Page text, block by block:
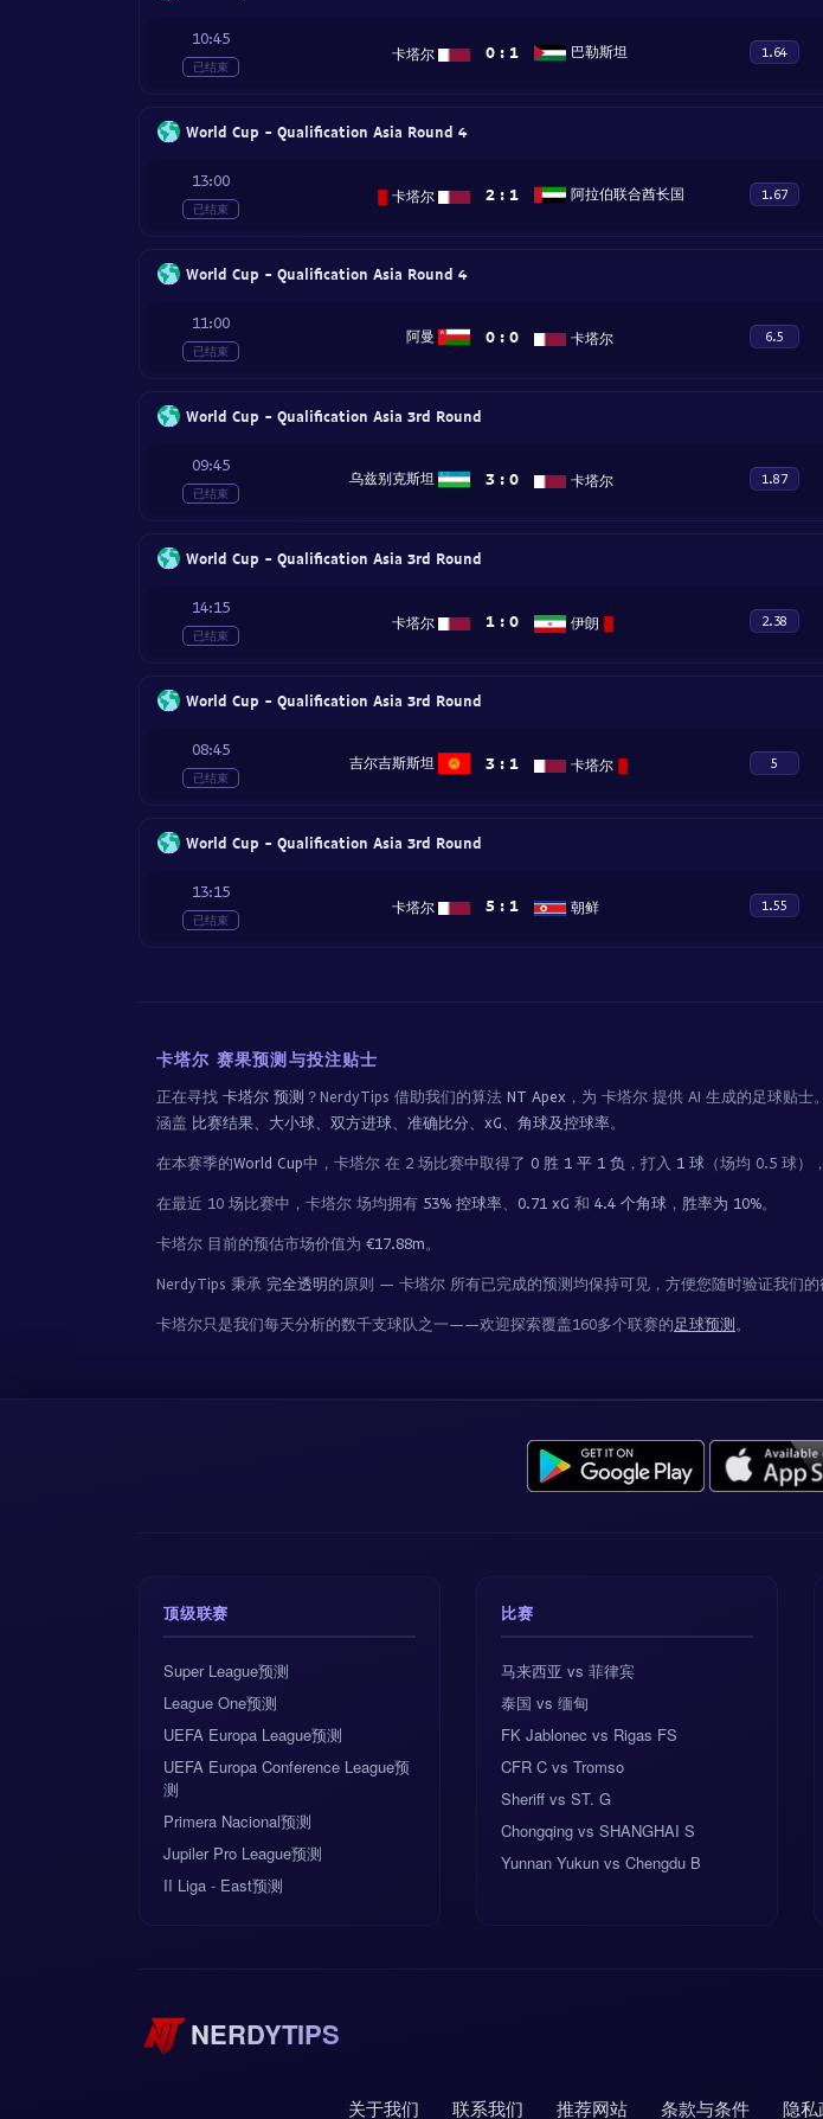
10:45
已结束
卡塔尔 0 : 1 巴勒斯坦 1.64
World Cup - Qualification Asia Round 4
13:00
已结束
卡塔尔 2 : 1 阿拉伯联合酋长国 1.67
World Cup - Qualification Asia Round 4
11:00
已结束
阿曼 0 : 0 卡塔尔 6.5
World Cup - Qualification Asia 3rd Round
09:45
已结束
乌兹别克斯坦 3 : 0 卡塔尔 1.87
World Cup - Qualification Asia 3rd Round
14:15
已结束
卡塔尔 1 : 0 伊朗 2.38
World Cup - Qualification Asia 3rd Round
08:45
已结束
吉尔吉斯斯坦 3 : 1 卡塔尔 5
World Cup - Qualification Asia 3rd Round
13:15
已结束
卡塔尔 5 : 1 朝鲜 1.55
卡塔尔 赛果预测与投注贴士
正在寻找 卡塔尔 预测 ？NerdyTips 借助我们的算法 NT Apex ，为 卡塔尔 提供 AI 生成的足球贴士
涵盖 比赛结果、大小球、双方进球、准确比分、xG、角球及控球率。
在本赛季的World Cup中，卡塔尔 在 2 场比赛中取得了 0 胜 1 平 1 负 ，打入 1 球 （场均 0.5 球）
在最近 10 场比赛中，卡塔尔 场均拥有 53% 控球率、 0.71 xG 和 4.4 个角球 ， 胜率为 10%。
卡塔尔 目前的预估市场价值为 €17.88m。
NerdyTips 秉承 完全透明的原则 — 卡塔尔 所有已完成的预测均保持可见，方便您随时验证我们的
卡塔尔只是我们每天分析的数千支球队之一——欢迎探索覆盖160多个联赛的足球预测。
顶级联赛
Super League预测
League One预测
UEFA Europa League预测
UEFA Europa Conference League预
测
Primera Nacional预测
Jupiler Pro League预测
II Liga - East预测
比赛
马来西亚 vs 菲律宾
泰国 vs 缅甸
FK Jablonec vs Rigas FS
CFR C vs Tromso
Sheriff vs ST. G
Chongqing vs SHANGHAI S
Yunnan Yukun vs Chengdu B
NERDYTIPS
关于我们 联系我们 推荐网站 条款与条件 隐私